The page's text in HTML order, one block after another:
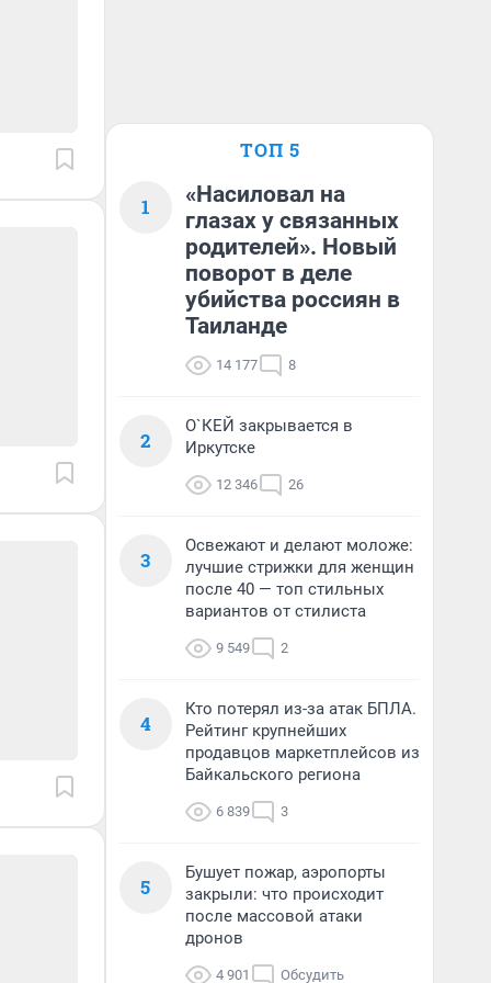
ТОП 5
1
«Насиловал на
глазах у связанных
родителей». Новый
поворот в деле
убийства россиян в
Таиланде
14 177 8
2
О`КЕЙ закрывается в
Иркутске
12 346 26
3
Освежают и делают моложе:
лучшие стрижки для женщин
после 40 — топ стильных
вариантов от стилиста
9 549 2
4
Кто потерял из-за атак БПЛА.
Рейтинг крупнейших
продавцов маркетплейсов из
Байкальского региона
6 839 3
5
Бушует пожар, аэропорты
закрыли: что происходит
после массовой атаки
дронов
4 901 Обсудить